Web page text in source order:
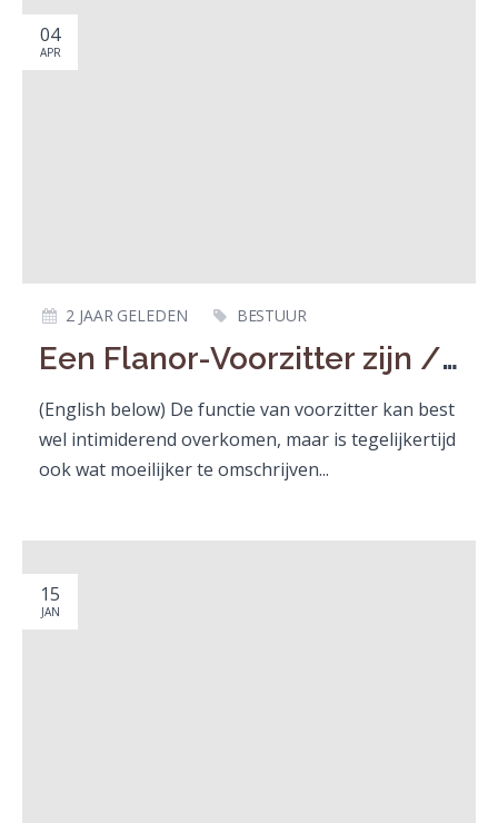
04
APR
Een Flanor-Voorzitter zijn / Being the Chair of Flanor's Board
2 JAAR GELEDEN BESTUUR
(English below) De functie van voorzitter kan best
wel intimiderend overkomen, maar is tegelijkertijd
ook wat moeilijker te omschrijven...
15
JAN